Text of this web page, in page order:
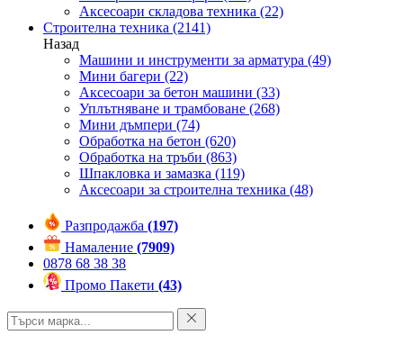
Аксесоари складова техника (22)
Строителна техника (2141)
Назад
Машини и инструменти за арматура (49)
Мини багери (22)
Аксесоари за бетон машини (33)
Уплътняване и трамбоване (268)
Мини дъмпери (74)
Обработка на бетон (620)
Обработка на тръби (863)
Шпакловка и замазка (119)
Аксесоари за строителна техника (48)
Разпродажба (197)
Намаление (7909)
0878 68 38 38
Промо Пакети (43)